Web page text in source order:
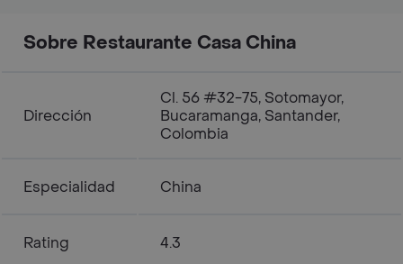
Sobre Restaurante Casa China
Dirección
Cl. 56 #32-75, Sotomayor,
Bucaramanga, Santander,
Colombia
Especialidad China
Rating 4.3